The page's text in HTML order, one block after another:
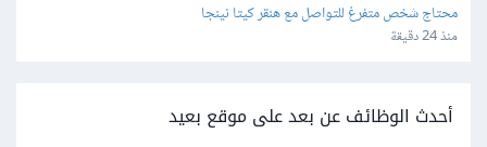
محتاج شخص متفرغ للتواصل مع هنقر كيتا نينجا
منذ 24 دقيقة
أحدث الوظائف عن بعد على موقع بعيد